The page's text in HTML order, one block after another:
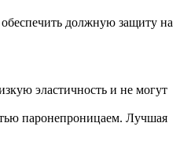
должную защиту на
эластичность и не могут
паронепроницаем. Лучшая